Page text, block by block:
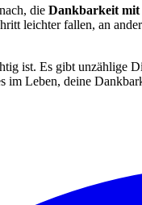
die Dankbarkeit mit
leichter fallen, an
ist. Es gibt unzählige
im Leben, deine